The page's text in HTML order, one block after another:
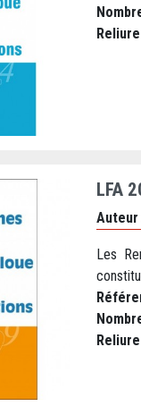
Reliure
LFA
Auteur
Les
Reliure